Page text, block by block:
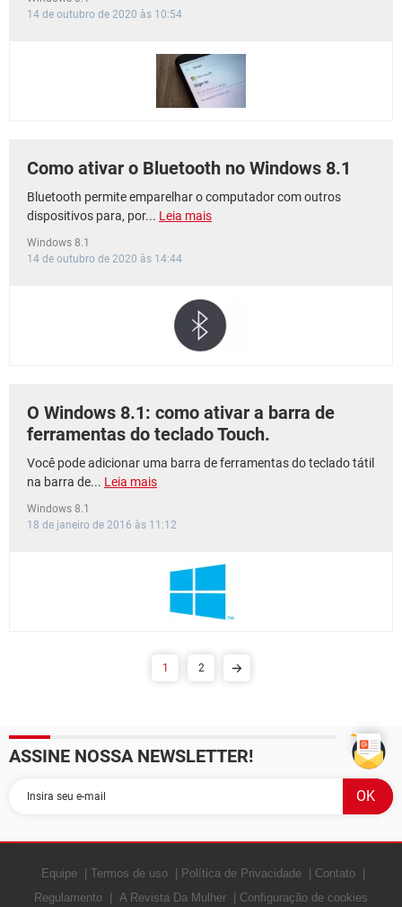
14 de outubro de 2020 às 10:54
Como ativar o Bluetooth no Windows 8.1
Bluetooth permite emparelhar o computador com outros
dispositivos para, por... Leia mais
Windows 8.1
14 de outubro de 2020 às 14:44
O Windows 8.1: como ativar a barra de
ferramentas do teclado Touch.
Você pode adicionar uma barra de ferramentas do teclado tátil
na barra de... Leia mais
Windows 8.1
18 de janeiro de 2016 às 11:12
1 2
ASSINE NOSSA NEWSLETTER!
Equipe Termos de uso Política de Privacidade
Contato
Regulamento
A Revista Da Mulher Configuração de cookies